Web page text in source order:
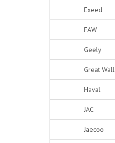
Exeed
FAW
Geely
Great Wall
Haval
JAC
Jaecoo